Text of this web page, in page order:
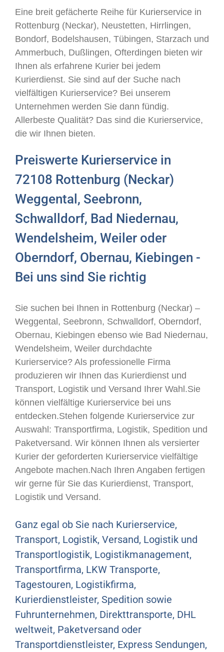
Eine breit gefächerte Reihe für Kurierservice in
Rottenburg (Neckar), Neustetten, Hirrlingen,
Bondorf, Bodelshausen, Tübingen, Starzach und
Ammerbuch, Dußlingen, Ofterdingen bieten wir
Ihnen als erfahrene Kurier bei jedem
Kurierdienst. Sie sind auf der Suche nach
vielfältigen Kurierservice? Bei unserem
Unternehmen werden Sie dann fündig.
Allerbeste Qualität? Das sind die Kurierservice,
die wir Ihnen bieten.
Preiswerte Kurierservice in
72108 Rottenburg (Neckar)
Weggental, Seebronn,
Schwalldorf, Bad Niedernau,
Wendelsheim, Weiler oder
Oberndorf, Obernau, Kiebingen -
Bei uns sind Sie richtig
Sie suchen bei Ihnen in Rottenburg (Neckar) –
Weggental, Seebronn, Schwalldorf, Oberndorf,
Obernau, Kiebingen ebenso wie Bad Niedernau,
Wendelsheim, Weiler durchdachte
Kurierservice? Als professionelle Firma
produzieren wir Ihnen das Kurierdienst und
Transport, Logistik und Versand Ihrer Wahl.Sie
können vielfältige Kurierservice bei uns
entdecken.Stehen folgende Kurierservice zur
Auswahl: Transportfirma, Logistik, Spedition und
Paketversand. Wir können Ihnen als versierter
Kurier der geforderten Kurierservice vielfältige
Angebote machen.Nach Ihren Angaben fertigen
wir gerne für Sie das Kurierdienst, Transport,
Logistik und Versand.
Ganz egal ob Sie nach Kurierservice,
Transport, Logistik, Versand, Logistik und
Transportlogistik, Logistikmanagement,
Transportfirma, LKW Transporte,
Tagestouren, Logistikfirma,
Kurierdienstleister, Spedition sowie
Fuhrunternehmen, Direkttransporte, DHL
weltweit, Paketversand oder
Transportdienstleister, Express Sendungen,